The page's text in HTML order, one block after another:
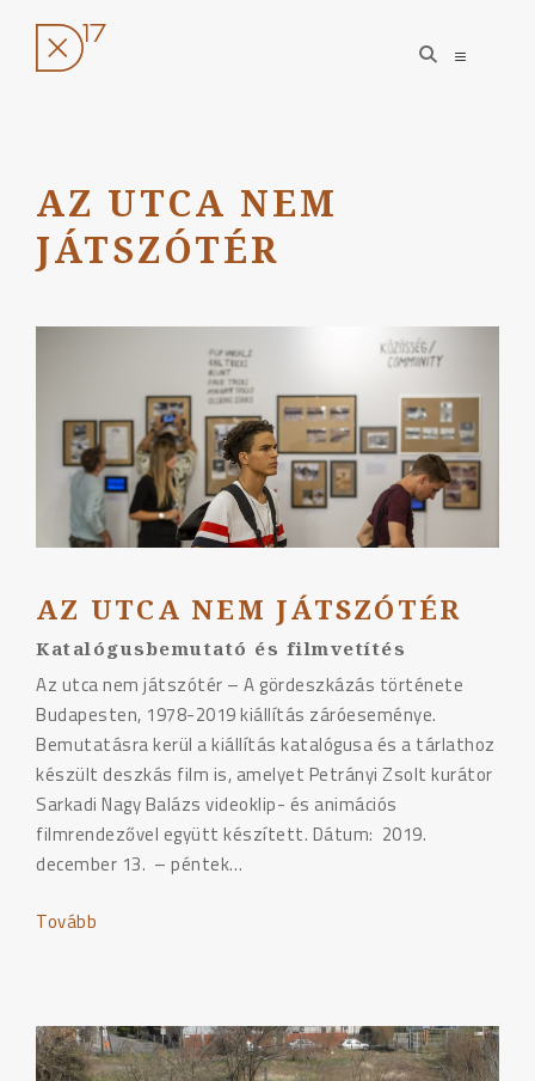
tartalomhoz
open
search
open
AZ UTCA NEM
JÁTSZÓTÉR
AZ UTCA NEM JÁTSZÓTÉR
Katalógusbemutató és filmvetítés
Az utca nem játszótér – A gördeszkázás története
Budapesten, 1978-2019 kiállítás záróeseménye.
Bemutatásra kerül a kiállítás katalógusa és a tárlathoz
készült deszkás film is, amelyet Petrányi Zsolt kurátor
Sarkadi Nagy Balázs videoklip- és animációs
filmrendezővel együtt készített. Dátum: 2019.
december 13. – péntek…
Tovább